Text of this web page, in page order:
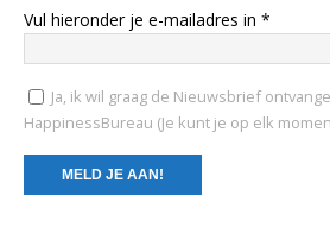
Vul hieronder je e-mailadres in *
Ja, ik wil graag de Nieuwsbrief
HappinessBureau (Je kunt je op elk